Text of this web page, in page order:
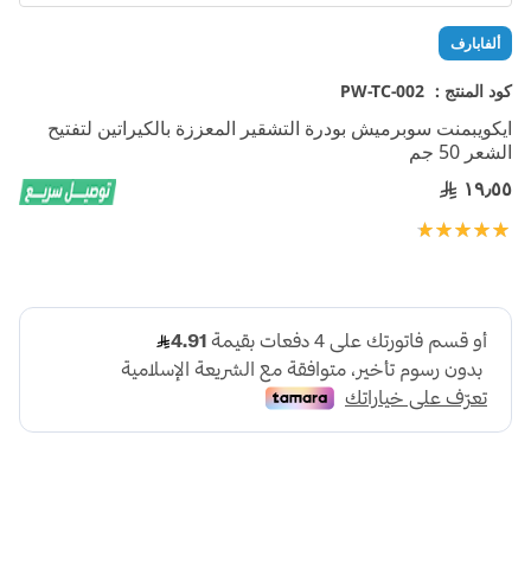
ألفابارف
كود المنتج : PW-TC-002
ايكويبمنت سوبرميش بودرة التشقير المعززة بالكيراتين لتفتيح
الشعر 50 جم
١٩٫٥٥
تقييم:
تخطي
إلى
بداية
معرض
الصور